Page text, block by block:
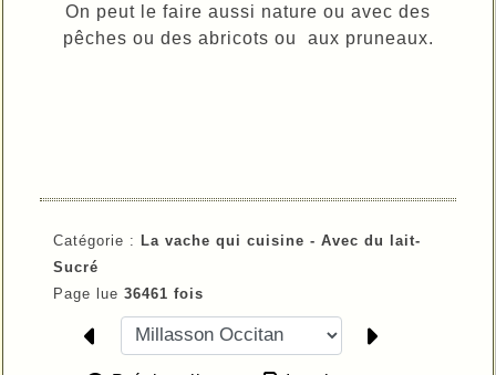
On peut le faire aussi nature ou avec des
pêches ou des abricots ou aux pruneaux.
Catégorie : La vache qui cuisine - Avec du lait-
Sucré
Page lue 36461 fois